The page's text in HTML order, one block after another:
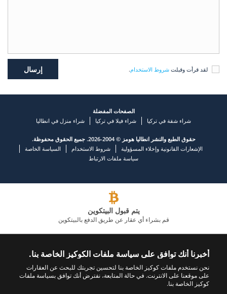
لقد قرأت وقبلت شروط الاستخدام.
الصفحات المفضلة
شراء شقة في تركيا
شراء فيلا في تركيا شراء منزل في انطاليا
حقوق الطبع والنشر انطاليا هومز © 2004-2026. جميع الحقوق محفوظة.
الإشعارات القانونية وإخلاء المسؤولية
شروط الاستخدام
السياسة الخاصة
سياسة ملفات الارتباط
يتم قبول البيتكوين
قم بشراء أي عقار عن طريق الدفع بالبيتكوين
اتصل بنا تابعنا
+902423245494
أخبرنا أنك توافق على سياسة ملفات الكوكيز الخاصة بنا.
نحن نستخدم ملفات كوكيز الخاصة بنا لتحسين تجربتك للبحث عن العقارات
على موقعنا على الانترنت. في حالة المتابعة، نفترض أنك توافق بسياسة ملفات
كوكيز الخاصة بنا.